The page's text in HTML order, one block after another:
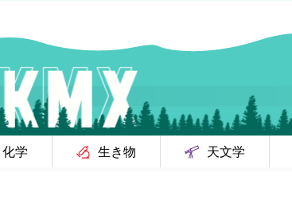
化学 生き物 天文学